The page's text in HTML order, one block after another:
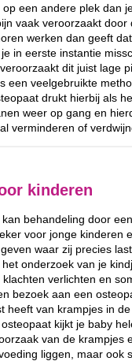
een andere plek dan
vaak veroorzaakt door
werken dan geeft
in eerste instantie
dit juist lage
een veelgebruikte
drukt hierbij als
weer op gang en
verminderen of
kinderen
behandeling door
voor jonge kinderen
waar zij precies
onderzoek van je
verlichten en
bezoek aan een
heeft van krampjes in
kijkt je baby
van de krampjes
liggen, maar ook